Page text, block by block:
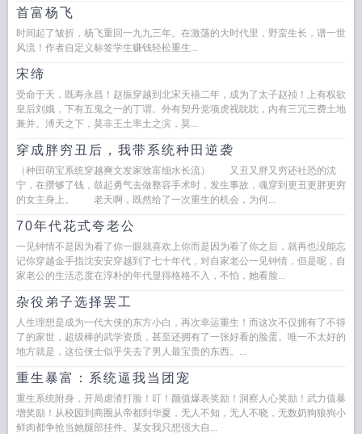
首富杨飞
时间起了皱折，杨飞重回一九九三年。在激荡的大时代里，野蛮生长，谱一世
风流！作者自定义标签学生赚钱轻松重生...
宋缔
受命于天，既寿永昌！赵振穿越到北宋天禧二年，成为了太子赵祯！上有权欲
皇后刘娥，下有五鬼之一的丁谓。外有契丹党项虎视眈眈，内有三冗三费土地
兼并。溥天之下，莫非王土率土之滨，莫...
穿成胖穷丑后，我带系统种田逆袭
（种田萌宝系统穿越爽文发家致富细水长流） 又丑又胖又穷还社恐的沈
宁，在攒够了钱，鼓起勇气去做整容手术时，发生事故，魂穿到更丑更胖更穷
的女主身上。 老天啊，既然给了一次重生的机会，为何...
70年代花式夸老公
一见钟情不是因为看了你一眼就喜欢上你而是因为看了你之后，就再也没能忘
记你穿越金手指沈安安穿越到了七十年代，对自家老公一见钟情，但是呢，自
家老公的生活态度在淳朴的年代显得格格不入，不怕，她看脸...
杂役弟子选择罢工
人生理想是成为一代大侠的东方小白，再次幸运重生！而这次不仅拥有了不得
了的家世，超级棒的武学资质，甚至还拥有了一张好看的脸蛋。唯一不太好的
地方就是，这位侠士似乎失去了男人最宝贵的东西。...
重生暴富：系统逼我当团宠
重生系统附身，开局虐渣打脸！叮！颜值爆表奖励！洞察人心奖励！武力值暴
增奖励！从校园到商圈从帝都到华夏，无人不知，无人不晓，无数奶狗狼狗小
鲜肉都争抢当她腿部挂件。某女我只想强大自...